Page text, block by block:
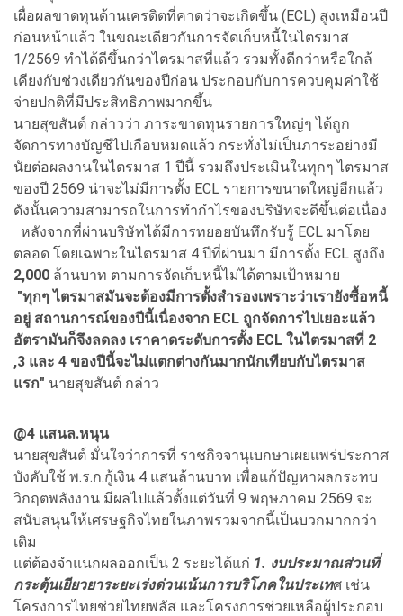
เผื่อผลขาดทุนด้านเครดิตที่คาดว่าจะเกิดขึ้น (ECL) สูงเหมือนปี
ก่อนหน้าแล้ว ในขณะเดียวกันการจัดเก็บหนี้ในไตรมาส
1/2569 ทำได้ดีขึ้นกว่าไตรมาสที่แล้ว รวมทั้งดีกว่าหรือใกล้
เคียงกับช่วงเดียวกันของปีก่อน ประกอบกับการควบคุมค่าใช้
จ่ายปกติที่มีประสิทธิภาพมากขึ้น
นายสุขสันต์ กล่าวว่า ภาระขาดทุนรายการใหญ่ๆ ได้ถูก
จัดการทางบัญชีไปเกือบหมดแล้ว กระทั่งไม่เป็นภาระอย่างมี
นัยต่อผลงานในไตรมาส 1 ปีนี้ รวมถึงประเมินในทุกๆ ไตรมาส
ของปี 2569 น่าจะไม่มีการตั้ง ECL รายการขนาดใหญ่อีกแล้ว
ดังนั้นความสามารถในการทำกำไรของบริษัทจะดีขึ้นต่อเนื่อง
หลังจากที่ผ่านบริษัทได้มีการทยอยบันทึกรับรู้ ECL มาโดย
ตลอด โดยเฉพาะในไตรมาส 4 ปีที่ผ่านมา มีการตั้ง ECL สูงถึง
2,000 ล้านบาท ตามการจัดเก็บหนี้ไม่ได้ตามเป้าหมาย
"ทุกๆ ไตรมาสมันจะต้องมีการตั้งสำรองเพราะว่าเรายังซื้อหนี้
อยู่ สถานการณ์ของปีนี้เนื่องจาก ECL ถูกจัดการไปเยอะแล้ว
อัตรามันก็จึงลดลง เราคาดระดับการตั้ง ECL ในไตรมาสที่ 2
,3 และ 4 ของปีนี้จะไม่แตกต่างกันมากนักเทียบกับไตรมาส
แรก" นายสุขสันต์ กล่าว
@4 แสนล.หนุน
นายสุขสันต์ มั่นใจว่าการที่ ราชกิจจานุเบกษาเผยแพร่ประกาศ
บังคับใช้ พ.ร.ก.กู้เงิน 4 แสนล้านบาท เพื่อแก้ปัญหาผลกระทบ
วิกฤตพลังงาน มีผลไปแล้วตั้งแต่วันที่ 9 พฤษภาคม 2569 จะ
สนับสนุนให้เศรษฐกิจไทยในภาพรวมจากนี้เป็นบวกมากกว่า
เดิม
แต่ต้องจำแนกผลออกเป็น 2 ระยะได้แก่ 1. งบประมาณส่วนที่
กระตุ้นเยียวยาระยะเร่งด่วนเน้นการบริโภคในประเทศ เช่น
โครงการไทยช่วยไทยพลัส และโครงการช่วยเหลือผู้ประกอบ